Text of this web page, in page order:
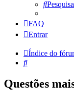
FAQ
Entrar
Índice do
Pesquisar
Questões